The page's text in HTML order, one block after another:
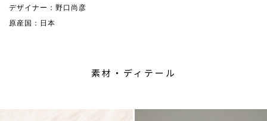
デザイナー：野口尚彦
原産国：日本
素材・ディテール